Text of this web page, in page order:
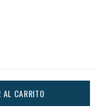
AL CARRITO